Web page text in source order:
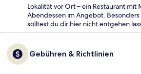
Lokalität vor Ort – ein Restaurant mit
Abendessen im Angebot.
solltest du dir hier nicht entgehen
Gebühren & Richtlinien